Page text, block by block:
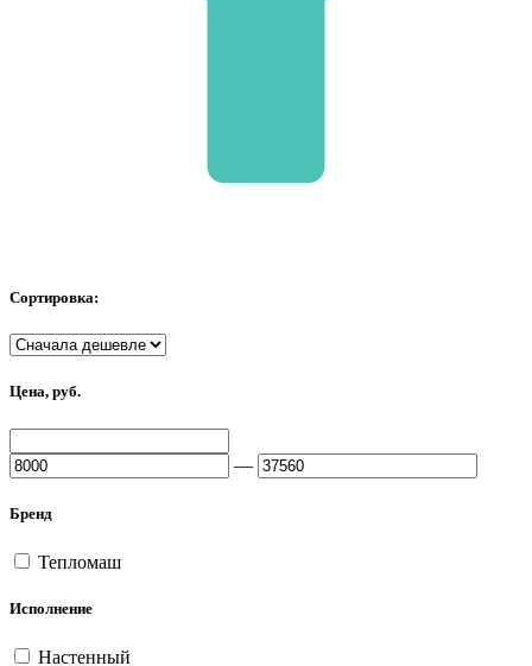
Сортировка:
Цена, руб.
—
Бренд
Тепломаш
Исполнение
Настенный